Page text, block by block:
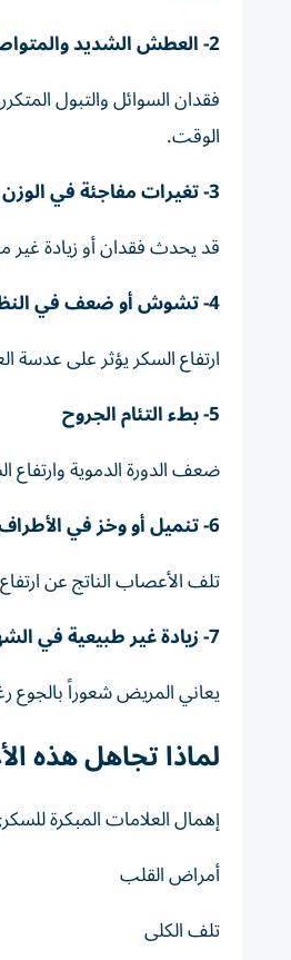
2- العطش الشديد والمتواصل
فقدان السوائل والتبول
الوقت.
3- تغيرات مفاجئة في الوزن
قد يحدث فقدان أو زيادة غير
4- تشوش أو ضعف في النظر
ارتفاع السكر يؤثر على عدسة
5- بطء التئام الجروح
ضعف الدورة الدموية
6- تنميل أو وخز في الأطراف
تلف الأعصاب الناتج عن
7- زيادة غير طبيعية في الشهية
يعاني المريض شعوراً بالجوع
لماذا تجاهل هذه
إهمال العلامات المبكرة
أمراض القلب
تلف الكلى